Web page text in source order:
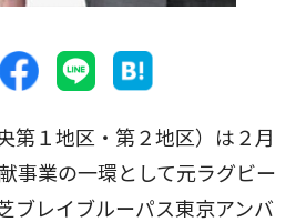
第１地区・第２地区）は２月
事業の一環として元ラグビー
ブレイブルーパス東京アンバ